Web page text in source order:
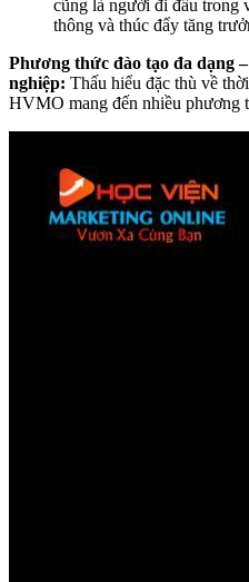
cũng là người đi đầu trong
thông và thúc đẩy tăng
Phương thức đào tạo đa dạng
nghiệp: Thấu hiểu đặc thù về
HVMO mang đến nhiều phương